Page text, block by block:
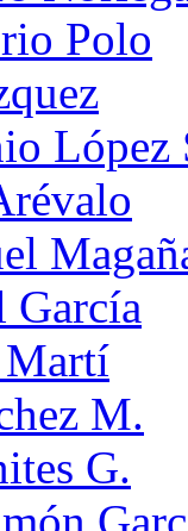
Polo
López
Martí
M.
G.